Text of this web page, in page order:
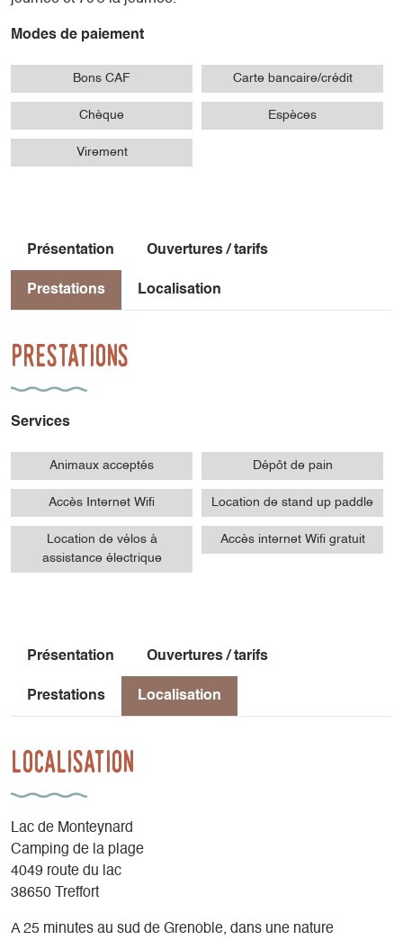
Modes de paiement
Bons CAF Carte bancaire/crédit
Chèque Espèces
Virement
Présentation Ouvertures / tarifs
Prestations Localisation
Prestations
Services
Animaux acceptés Dépôt de pain
Accès Internet Wifi Location de stand up paddle
Location de vélos à
assistance électrique
Accès internet Wifi gratuit
Présentation Ouvertures / tarifs
Prestations Localisation
Localisation
Lac de Monteynard
Camping de la plage
4049 route du lac
38650 Treffort
A 25 minutes au sud de Grenoble, dans une nature